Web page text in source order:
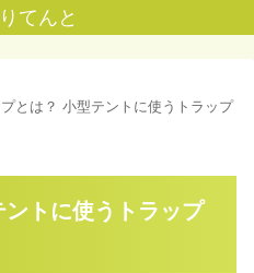
てんと
プとは？ 小型テントに使うトラップ
トに使うトラップ